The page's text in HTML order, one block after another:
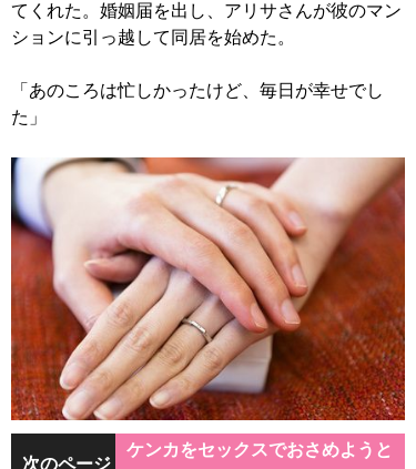
てくれた。婚姻届を出し、アリサさんが彼のマン
ションに引っ越して同居を始めた。
「あのころは忙しかったけど、毎日が幸せでし
た」
次のページ
ケンカをセックスでおさめようと